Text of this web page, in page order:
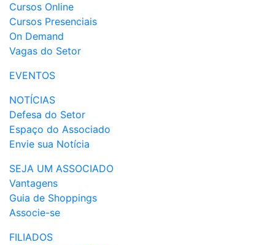
Cursos Online
Cursos Presenciais
On Demand
Vagas do Setor
EVENTOS
NOTÍCIAS
Defesa do Setor
Espaço do Associado
Envie sua Notícia
SEJA UM ASSOCIADO
Vantagens
Guia de Shoppings
Associe-se
FILIADOS